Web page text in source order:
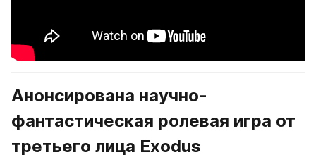
Анонсирована научно-
фантастическая ролевая игра от
третьего лица Exodus